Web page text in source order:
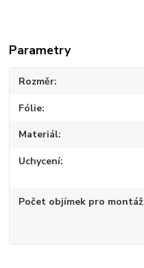
Parametry
Rozměr
Fólie
Materiál
Uchycení
Počet objímek pro montáž